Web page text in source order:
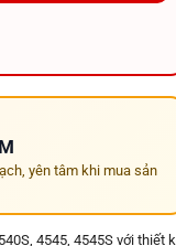
Lenovo,
hỏa tốc tại
yên tâm khi mua sản
4545, 4545S với thiết